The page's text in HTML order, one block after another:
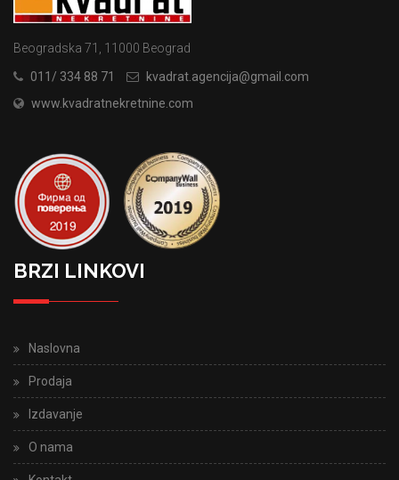
Beogradska 71, 11000 Beograd
011/ 334 88 71
kvadrat.agencija@gmail.com
www.kvadratnekretnine.com
BRZI LINKOVI
Naslovna
Prodaja
Izdavanje
O nama